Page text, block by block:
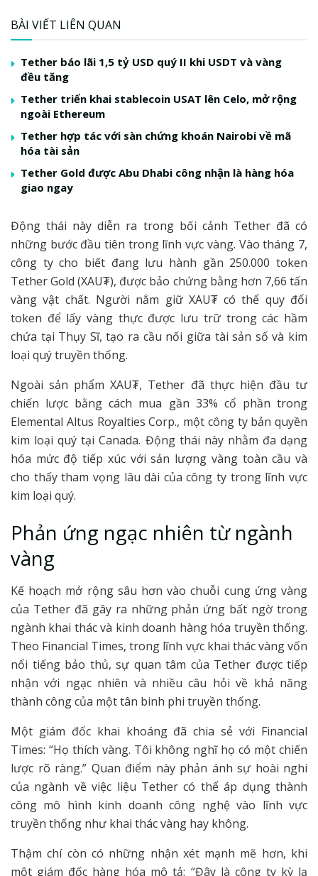
BÀI VIẾT LIÊN QUAN
Tether báo lãi 1,5 tỷ USD quý II khi USDT và vàng
đều tăng
Tether triển khai stablecoin USAT lên Celo, mở rộng
ngoài Ethereum
Tether hợp tác với sàn chứng khoán Nairobi về mã
hóa tài sản
Tether Gold được Abu Dhabi công nhận là hàng hóa
giao ngay
Động thái này diễn ra trong bối cảnh Tether đã có
những bước đầu tiên trong lĩnh vực vàng. Vào tháng 7,
công ty cho biết đang lưu hành gần 250.000 token
Tether Gold (XAU₮), được bảo chứng bằng hơn 7,66 tấn
vàng vật chất. Người nắm giữ XAU₮ có thể quy đổi
token để lấy vàng thực được lưu trữ trong các hầm
chứa tại Thụy Sĩ, tạo ra cầu nối giữa tài sản số và kim
loại quý truyền thống.
Ngoài sản phẩm XAU₮, Tether đã thực hiện đầu tư
chiến lược bằng cách mua gần 33% cổ phần trong
Elemental Altus Royalties Corp., một công ty bản quyền
kim loại quý tại Canada. Động thái này nhằm đa dạng
hóa mức độ tiếp xúc với sản lượng vàng toàn cầu và
cho thấy tham vọng lâu dài của công ty trong lĩnh vực
kim loại quý.
Phản ứng ngạc nhiên từ ngành
vàng
Kế hoạch mở rộng sâu hơn vào chuỗi cung ứng vàng
của Tether đã gây ra những phản ứng bất ngờ trong
ngành khai thác và kinh doanh hàng hóa truyền thống.
Theo Financial Times, trong lĩnh vực khai thác vàng vốn
nổi tiếng bảo thủ, sự quan tâm của Tether được tiếp
nhận với ngạc nhiên và nhiều câu hỏi về khả năng
thành công của một tân binh phi truyền thống.
Một giám đốc khai khoáng đã chia sẻ với Financial
Times: “Họ thích vàng. Tôi không nghĩ họ có một chiến
lược rõ ràng.” Quan điểm này phản ánh sự hoài nghi
của ngành về việc liệu Tether có thể áp dụng thành
công mô hình kinh doanh công nghệ vào lĩnh vực
truyền thống như khai thác vàng hay không.
Thậm chí còn có những nhận xét mạnh mẽ hơn, khi
một giám đốc hàng hóa mô tả: “Đây là công ty kỳ lạ